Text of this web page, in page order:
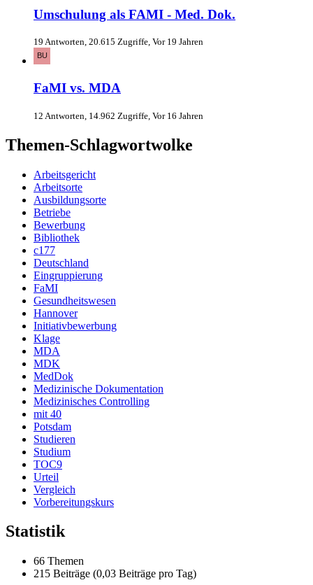
Umschulung als FAMI - Med. Dok.
19 Antworten, 20.615 Zugriffe, Vor 19 Jahren
FaMI vs. MDA
12 Antworten, 14.962 Zugriffe, Vor 16 Jahren
Themen-Schlagwortwolke
Arbeitsgericht
Arbeitsorte
Ausbildungsorte
Betriebe
Bewerbung
Bibliothek
c177
Deutschland
Eingruppierung
FaMI
Gesundheitswesen
Hannover
Initiativbewerbung
Klage
MDA
MDK
MedDok
Medizinische Dokumentation
Medizinisches Controlling
mit 40
Potsdam
Studieren
Studium
TOC9
Urteil
Vergleich
Vorbereitungskurs
Statistik
66 Themen
215 Beiträge (0,03 Beiträge pro Tag)